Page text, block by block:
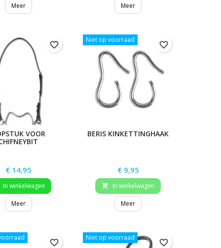
Meer Meer
VOOR
Prijs
€ 14,95
In winkelwagen
Meer
favorite_border
Niet op voorraad
BERIS KINKETTINGHAAK
Prijs
€ 9,95
 In winkelwagen
Meer
favorite_border
favorite_border
Niet op voorraad
favorite_border